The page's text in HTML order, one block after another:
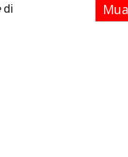
di